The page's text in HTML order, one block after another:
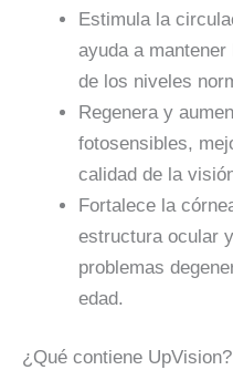
Estimula la
ayuda a
de los niveles
Regenera y
fotosensibles,
calidad de la
Fortalece la
estructura ocular
problemas
edad.
¿Qué contiene